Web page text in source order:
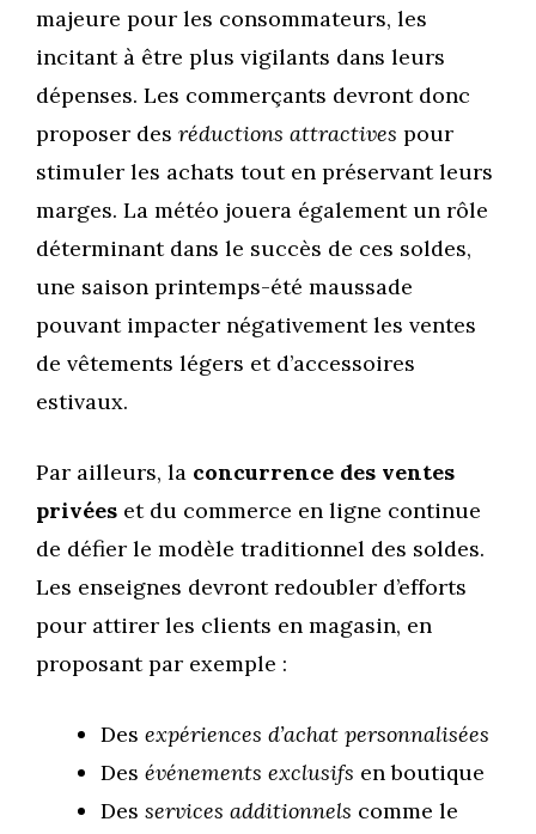
majeure pour les consommateurs, les
incitant à être plus vigilants dans leurs
dépenses. Les commerçants devront donc
proposer des réductions attractives pour
stimuler les achats tout en préservant leurs
marges. La météo jouera également un rôle
déterminant dans le succès de ces soldes,
une saison printemps-été maussade
pouvant impacter négativement les ventes
de vêtements légers et d’accessoires
estivaux.
Par ailleurs, la concurrence des ventes
privées et du commerce en ligne continue
de défier le modèle traditionnel des soldes.
Les enseignes devront redoubler d’efforts
pour attirer les clients en magasin, en
proposant par exemple :
Des expériences d’achat personnalisées
Des événements exclusifs en boutique
Des services additionnels comme le